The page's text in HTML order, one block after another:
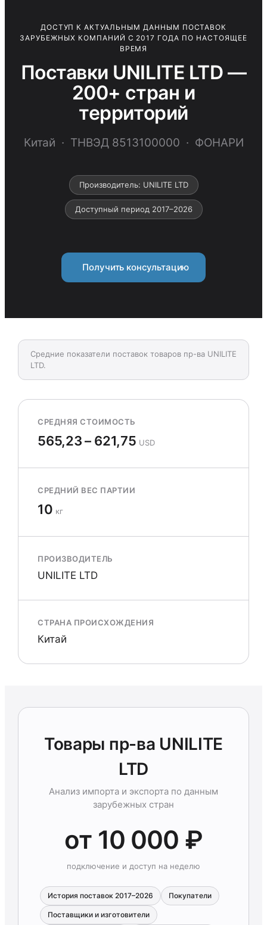
ДОСТУП К АКТУАЛЬНЫМ ДАННЫМ ПОСТАВОК
ЗАРУБЕЖНЫХ КОМПАНИЙ С 2017 ГОДА ПО НАСТОЯЩЕЕ
ВРЕМЯ
Поставки UNILITE LTD —
200+ стран и
территорий
Китай · ТНВЭД 8513100000 · ФОНАРИ
Производитель: UNILITE LTD
Доступный период 2017–2026
Получить консультацию
Средние показатели поставок товаров пр-ва UNILITE
LTD.
СРЕДНЯЯ СТОИМОСТЬ
565,23 – 621,75 USD
СРЕДНИЙ ВЕС ПАРТИИ
10 кг
ПРОИЗВОДИТЕЛЬ
UNILITE LTD
СТРАНА ПРОИСХОЖДЕНИЯ
Китай
Товары пр-ва UNILITE
LTD
Анализ импорта и экспорта по данным
зарубежных стран
от 10 000 ₽
подключение и доступ на неделю
История поставок 2017–2026 Покупатели
Поставщики и изготовители